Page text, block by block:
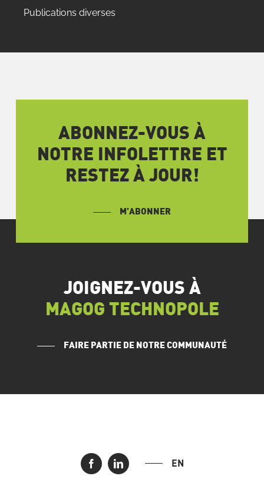
Publications diverses
ABONNEZ-VOUS À
NOTRE INFOLETTRE ET
RESTEZ À JOUR!
M’ABONNER
JOIGNEZ-VOUS À
MAGOG TECHNOPOLE
FAIRE PARTIE DE NOTRE COMMUNAUTÉ
EN